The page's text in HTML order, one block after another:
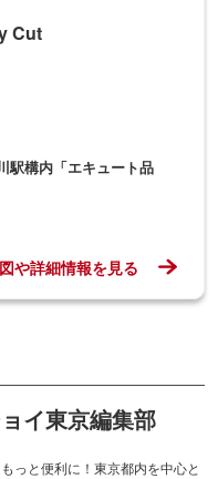
Cut
駅構内「エキュート品
や詳細情報を見る
イ東京編集部
っと便利に！東京都内を中心と